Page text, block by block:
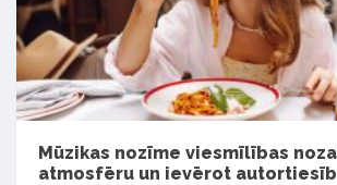
Mūzikas nozīme viesmīlības
atmosfēru un ievērot